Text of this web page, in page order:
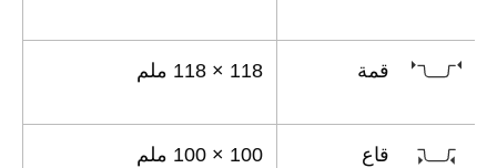
قمة 118 × 118 ملم
قاع 100 × 100 ملم